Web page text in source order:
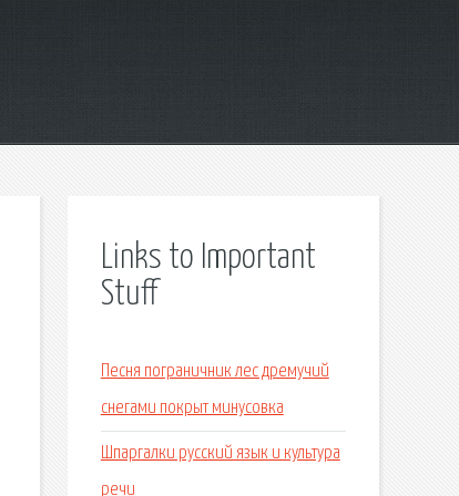
Links to Important
Stuff
Песня пограничник лес дремучий
снегами покрыт минусовка
Шпаргалки русский язык и культура
речи